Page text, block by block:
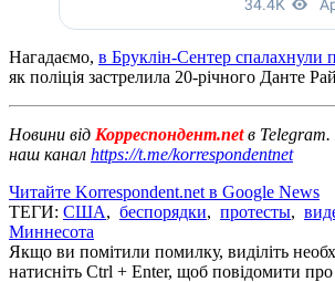
Нагадаємо, в Бруклін-Сентер спалахнули
як поліція застрелила 20-річного Данте
Новини від Корреспондент.netв
наш канал https://t.me/korrespondentnet
Читайте Korrespondent.net в Google News
ТЕГИ: США, беспорядки, протесты,
Миннесота
Якщо ви помітили помилку, виділіть
натисніть Ctrl + Enter, щоб повідомити